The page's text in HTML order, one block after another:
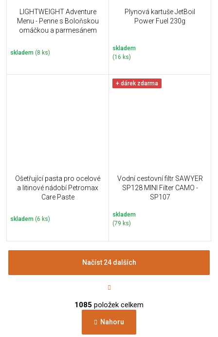
LIGHTWEIGHT Adventure
Menu - Penne s Boloňskou
omáčkou a parmesánem
skladem (8 ks)
Plynová kartuše JetBoil
Power Fuel 230g
skladem
(16 ks)
Ošetřující pasta pro ocelové
a litinové nádobí Petromax
Care Paste
skladem (6 ks)
+ dárek zdarma
Vodní cestovní filtr SAWYER
SP128 MINI Filter CAMO -
SP107
skladem
(79 ks)
v
á
d
Načíst 24 dalších
t
á
n
k
1085 položek celkem
Nahoru